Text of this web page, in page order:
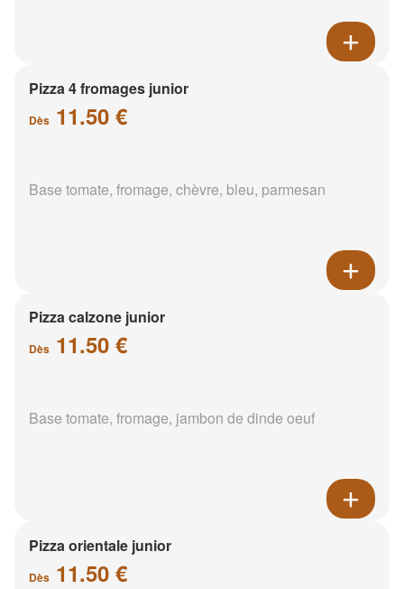
Pizza 4 fromages junior
Dès 11.50 €
Base tomate, fromage, chèvre, bleu, parmesan
Pizza calzone junior
Dès 11.50 €
Base tomate, fromage, jambon de dinde oeuf
Pizza orientale junior
Dès 11.50 €